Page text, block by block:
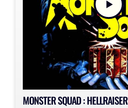
MONSTER SQUAD : HELLRAISER